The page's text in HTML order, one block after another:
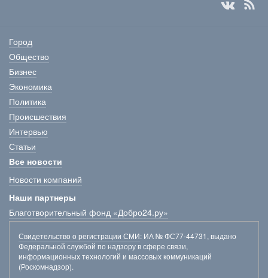
Город
Общество
Бизнес
Экономика
Политика
Происшествия
Интервью
Статьи
Все новости
Новости компаний
Наши партнеры
Благотворительный фонд «Добро24.ру»
Свидетельство о регистрации СМИ: ИА № ФС77-44731, выдано
Федеральной службой по надзору в сфере связи,
информационных технологий и массовых коммуникаций
(Роскомнадзор).